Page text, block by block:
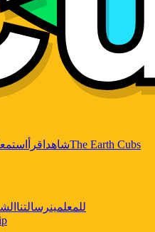
شاهد اقرأ استمع
The Earth Cubs
للمعلمينرسالتنا